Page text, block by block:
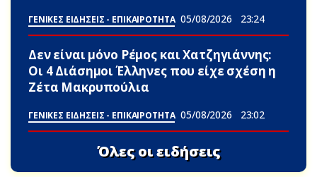
ΓΕΝΙΚΕΣ ΕΙΔΗΣΕΙΣ - ΕΠΙΚΑΙΡΟΤΗΤΑ 05/08/2026 23:24
Δεν είναι μόνο Ρέμος και Χατζηγιάννης:
Οι 4 Διάσημοι Έλληνες που είχε σχέση η
Ζέτα Μακρυπούλια
ΓΕΝΙΚΕΣ ΕΙΔΗΣΕΙΣ - ΕΠΙΚΑΙΡΟΤΗΤΑ 05/08/2026 23:02
Όλες οι ειδήσεις